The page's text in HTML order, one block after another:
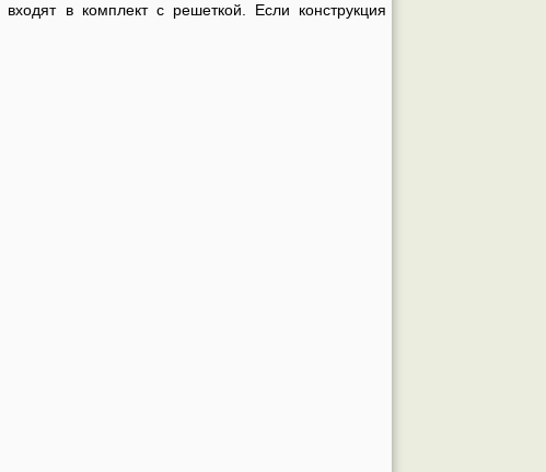
в комплект с решеткой. Если конструкция